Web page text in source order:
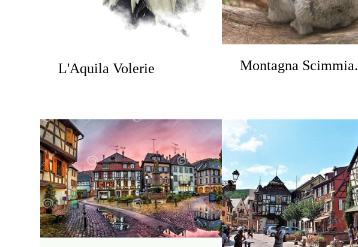
L'Aquila Volerie Montagna Scimmia.